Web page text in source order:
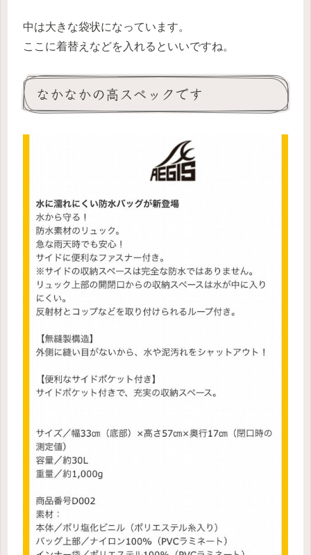
中は大きな袋状になっています。
ここに着替えなどを入れるといいですね。
なかなかの高スペックです